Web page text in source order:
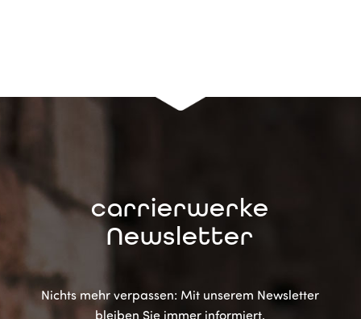
carrierwerke
Newsletter
Nichts mehr verpassen: Mit unserem Newsletter